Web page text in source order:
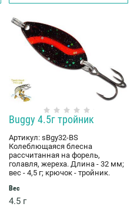
Buggy 4.5г тройник
Артикул: sBgy32-BS
Колеблющаяся блесна
рассчитанная на форель,
голавля, жереха. Длина - 32 мм;
вес - 4,5 г; крючок - тройник.
Вес
4.5 г